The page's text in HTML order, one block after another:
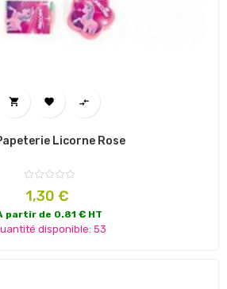
  
Licorne Rose
Prix
1,30 €
partir de 0.81 € HT
disponible: 53